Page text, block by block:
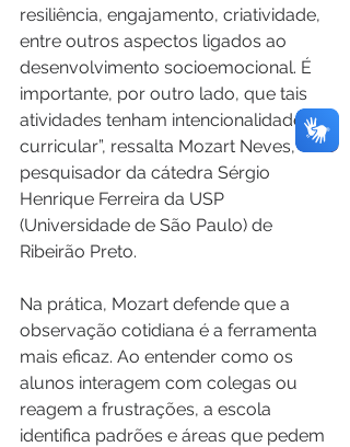
resiliência, engajamento, criatividade,
entre outros aspectos ligados ao
desenvolvimento socioemocional. É
importante, por outro lado, que tais
atividades tenham intencionalidade
curricular”, ressalta Mozart Neves,
pesquisador da cátedra Sérgio
Henrique Ferreira da USP
(Universidade de São Paulo) de
Ribeirão Preto.
Na prática, Mozart defende que a
observação cotidiana é a ferramenta
mais eficaz. Ao entender como os
alunos interagem com colegas ou
reagem a frustrações, a escola
identifica padrões e áreas que pedem